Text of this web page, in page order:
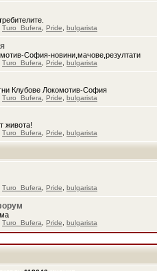
Turo_Bufera Pride bulgarista
София-новини,мачове,резултати
Turo_Bufera Pride bulgarista
Клубове Локомотив-София
Turo_Bufera Pride bulgarista
живота!
Turo_Bufera Pride bulgarista
Turo_Bufera Pride bulgarista
Turo_Bufera Pride bulgarista